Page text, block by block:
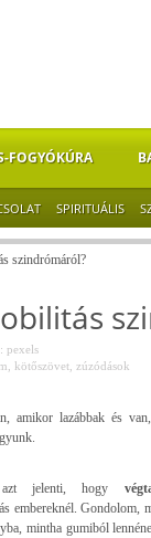
FOGYÓKÚRA
SPIRITUÁLIS
szindrómáról?
pexels
kötőszövet zúzódások
amikor lazábbak és
azt jelenti, hogy
embereknél.
mintha gumiból